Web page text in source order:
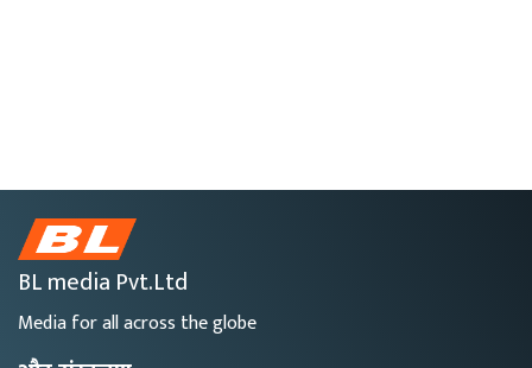
BL media Pvt.Ltd
Media for all across the globe